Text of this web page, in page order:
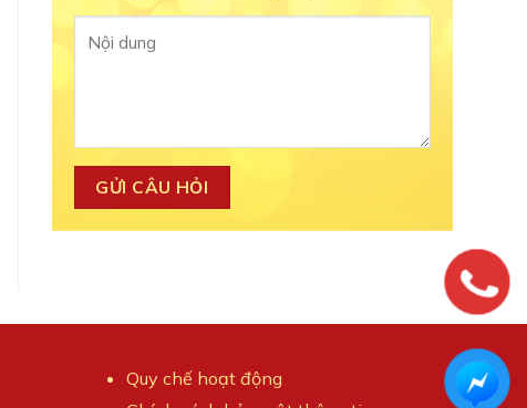
Quy chế hoạt động